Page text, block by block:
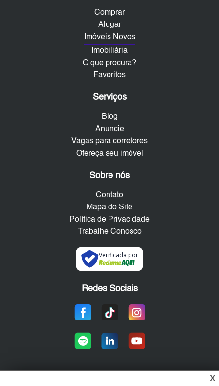
Comprar
Alugar
Imóveis Novos
Imobiliária
O que procura?
Favoritos
Serviços
Blog
Anuncie
Vagas para corretores
Ofereça seu imóvel
Sobre nós
Contato
Mapa do Site
Política de Privacidade
Trabalhe Conosco
Verificada por
Redes Sociais
X